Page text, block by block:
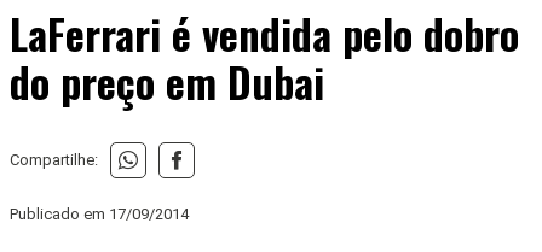
LaFerrari é vendida pelo dobro
do preço em Dubai
Compartilhe:
Publicado em 17/09/2014